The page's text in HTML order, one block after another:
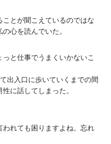
とが聞こえているのではな
心を読んでいた。
っと仕事でうまくいかないこ
出入口に歩いていくまでの間
に話してしまった。
われても困りますよね。忘れ